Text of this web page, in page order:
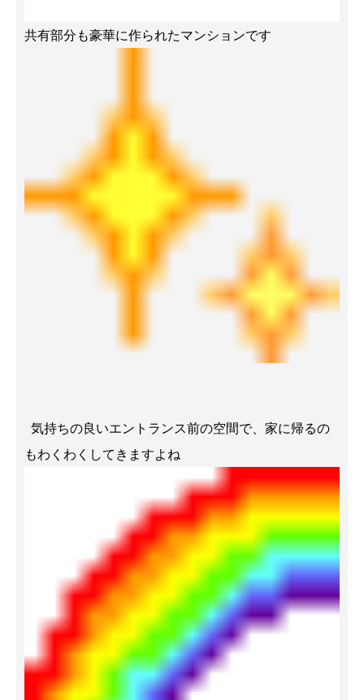
共有部分も豪華に作られたマンションです
気持ちの良いエントランス前の空間で、家に帰るの
もわくわくしてきますよね